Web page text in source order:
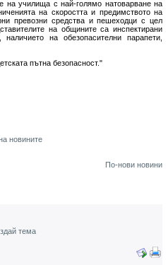
на училища с най-голямо натоварване на
на скоростта и предимството на
превозни средства и пешеходци с цел
на общините са инспектирани
на обезопасителни парапети,
пътна безопасност."
новините
По-нови новини
тема